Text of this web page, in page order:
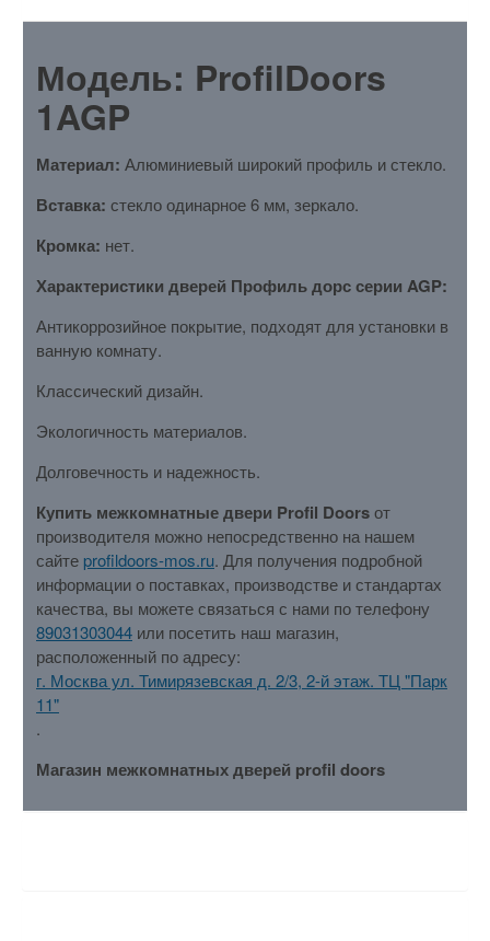
Модель: ProfilDoors
1AGP
Материал: Алюминиевый широкий профиль и стекло.
Вставка: стекло одинарное 6 мм, зеркало.
Кромка: нет.
Характеристики дверей Профиль дорс серии AGP:
Антикоррозийное покрытие, подходят для установки в
ванную комнату.
Классический дизайн.
Экологичность материалов.
Долговечность и надежность.
Купить межкомнатные двери Profil Doorsот
производителя можно непосредственно на нашем
сайте profildoors-mos.ru. Для получения подробной
информации о поставках, производстве и стандартах
качества, вы можете связаться с нами по телефону
89031303044 или посетить наш магазин,
расположенный по адресу:
г. Москва ул. Тимирязевская д. 2/3, 2-й этаж. ТЦ "Парк
11"
.
Магазин межкомнатных дверей profil doors